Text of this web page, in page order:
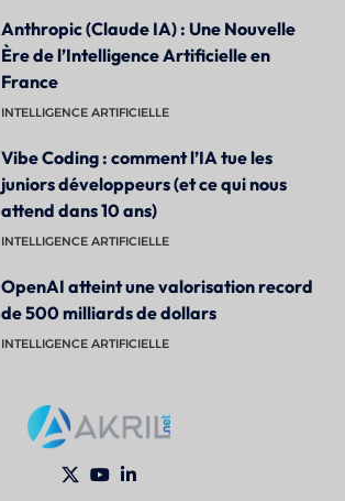
Anthropic (Claude IA) : Une Nouvelle
Ère de l’Intelligence Artificielle en
France
INTELLIGENCE ARTIFICIELLE
Vibe Coding : comment l’IA tue les
juniors développeurs (et ce qui nous
attend dans 10 ans)
INTELLIGENCE ARTIFICIELLE
OpenAI atteint une valorisation record
de 500 milliards de dollars
INTELLIGENCE ARTIFICIELLE